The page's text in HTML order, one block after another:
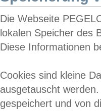
Die Webseite
lokalen Speicher des
Diese Informationen
Cookies sind kleine
ausgetauscht
gespeichert und von